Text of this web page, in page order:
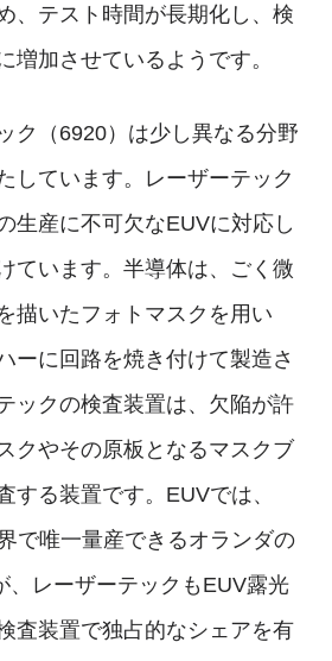
、テスト時間が長期化し、検
増加させているようです。
ク（6920）は少し異なる分野
しています。レーザーテック
生産に不可欠なEUVに対応し
ています。半導体は、ごく微
描いたフォトマスクを用い
ーに回路を焼き付けて製造さ
ックの検査装置は、欠陥が許
クやその原板となるマスクブ
する装置です。EUVでは、
で唯一量産できるオランダの
、レーザーテックもEUV露光
査装置で独占的なシェアを有